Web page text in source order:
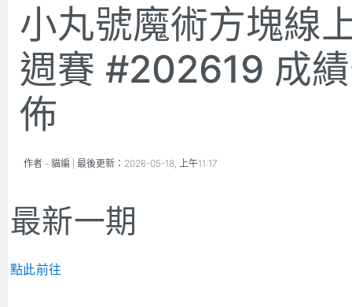
小丸號魔術方塊線
週賽 #202619 成
佈
作者 - 貓編 | 最後更新： 2026-05-18, 上午11:17
最新一期
點此前往